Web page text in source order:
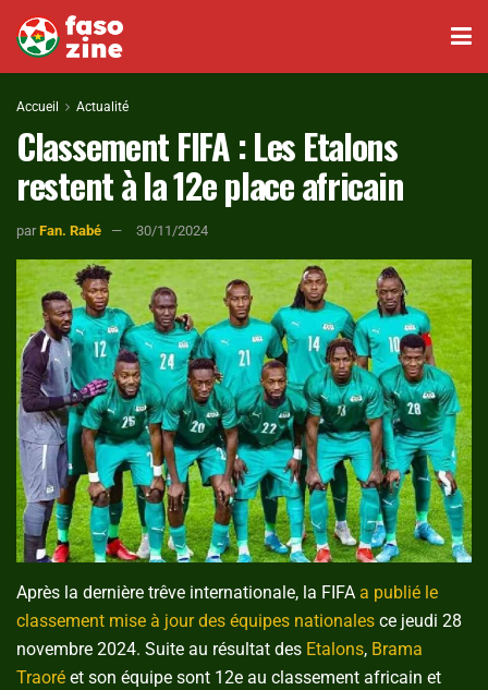
Accueil Actualité
Classement FIFA : Les Etalons
restent à la 12e place africain
par Fan. Rabé 30/11/2024
Après la dernière trêve internationale, la FIFA a publié le
classement mise à jour des équipes nationales ce jeudi 28
novembre 2024. Suite au résultat des Etalons, Brama
Traoré et son équipe sont 12e au classement africain et